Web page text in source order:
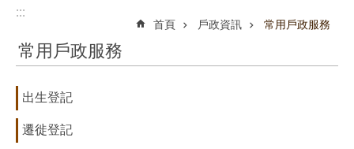
:::
:::
首頁 戶政資訊 常用戶政服務
常用戶政服務
出生登記
遷徙登記